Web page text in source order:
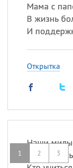
Мама с
В жизнь
И
Открытка
Наши
1 2 3